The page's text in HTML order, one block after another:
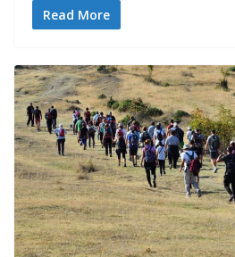
Read More